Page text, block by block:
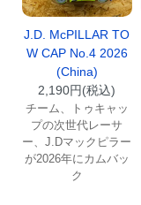
J.D. McPILLAR TO
W CAP No.4 2026
(China)
2,190円(税込)
チーム、トゥキャッ
プの次世代レーサ
ー、J.Dマックピラー
が2026年にカムバッ
ク